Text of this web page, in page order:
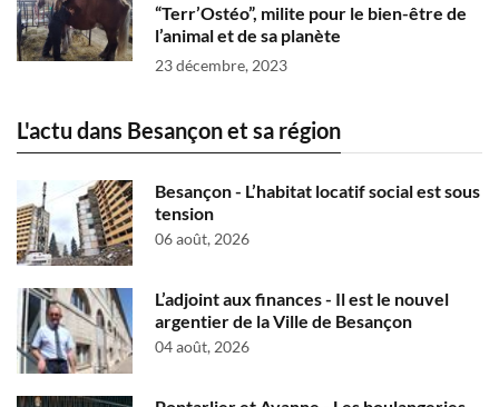
“Terr’Ostéo”, milite pour le bien-être de
l’animal et de sa planète
23 décembre, 2023
L'actu dans Besançon et sa région
Besançon - L’habitat locatif social est sous
tension
06 août, 2026
L’adjoint aux finances - Il est le nouvel
argentier de la Ville de Besançon
04 août, 2026